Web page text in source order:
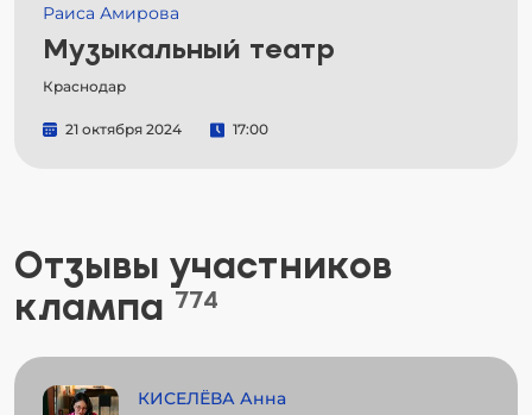
Раиса Амирова
Музыкальный театр
Краснодар
21 октября 2024 17:00
Отзывы участников
клампа 774
КИСЕЛЁВА Анна